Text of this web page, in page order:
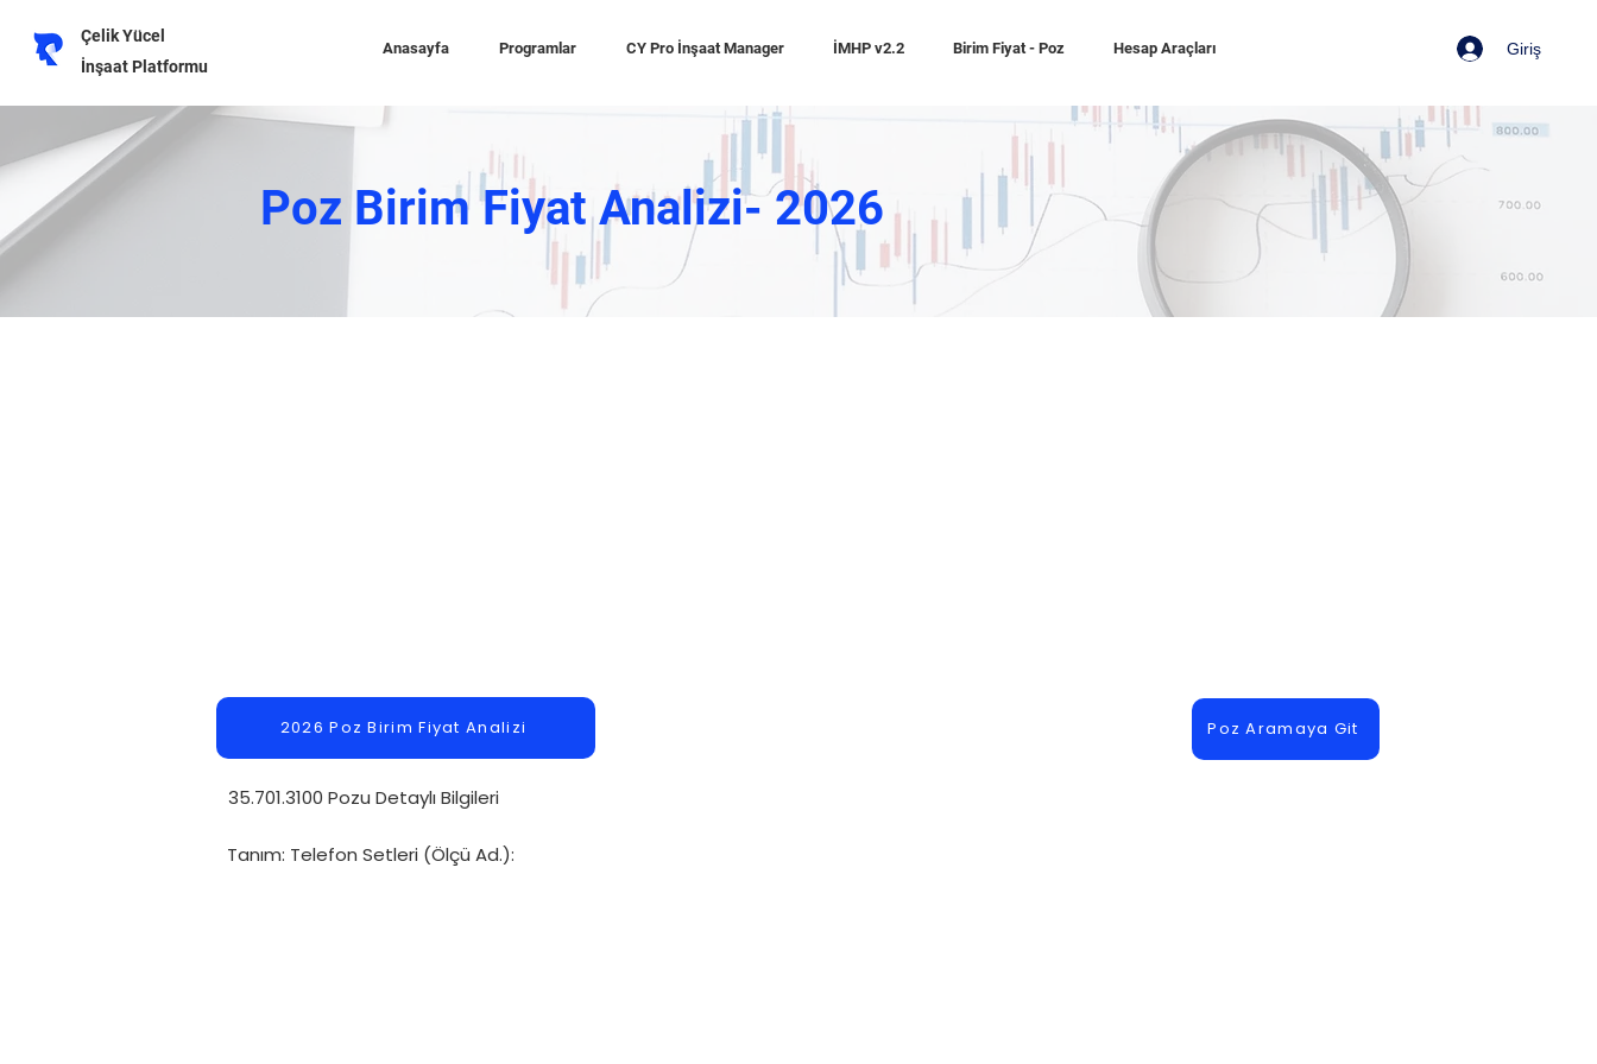
Çelik Yücel
İnşaat Platformu
Anasayfa Programlar CY Pro İnşaat Manager İMHP v2.2 Birim Fiyat - Poz Hesap Araçları Giriş
Poz Birim Fiyat Analizi- 2026
2026 Poz Birim Fiyat Analizi Poz Aramaya Git
35.701.3100 Pozu Detaylı Bilgileri
Tanım: Telefon Setleri (Ölçü Ad.):